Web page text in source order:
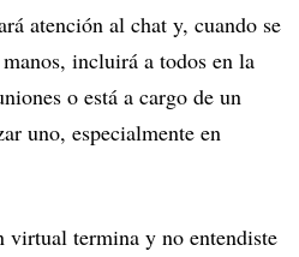
atención al chat y, cuando se
incluirá a todos en la
o está a cargo de un
uno, especialmente en
virtual termina y no entendiste